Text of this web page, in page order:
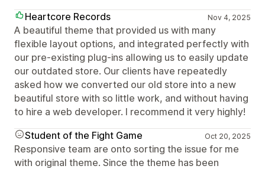
Heartcore Records
Nov 4, 2025
A beautiful theme that provided us with many
flexible layout options, and integrated perfectly with
our pre-existing plug-ins allowing us to easily update
our outdated store. Our clients have repeatedly
asked how we converted our old store into a new
beautiful store with so little work, and without having
to hire a web developer. I recommend it very highly!
Student of the Fight Game
Oct 20, 2025
Responsive team are onto sorting the issue for me
with original theme. Since the theme has been